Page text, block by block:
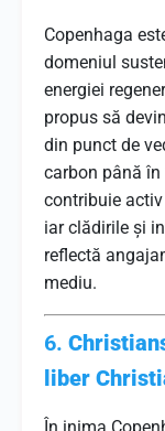
Copenhaga
domeniul
energiei
propus să
din punct de
carbon până
contribuie
iar clădirile și
reflectă
mediu.
6.
liber